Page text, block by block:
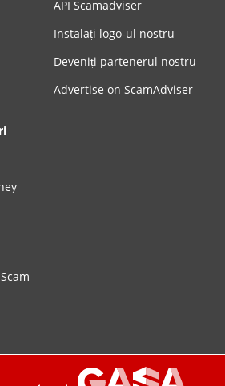
API Scamadviser
Instalați logo-ul nostru
Deveniți partenerul nostru
Advertise on ScamAdviser